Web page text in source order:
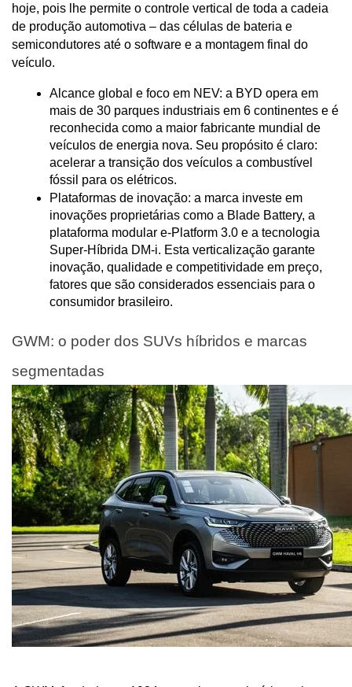
hoje, pois lhe permite o controle vertical de toda a cadeia
de produção automotiva – das células de bateria e
semicondutores até o software e a montagem final do
veículo.
Alcance global e foco em NEV: a BYD opera em
mais de 30 parques industriais em 6 continentes e é
reconhecida como a maior fabricante mundial de
veículos de energia nova. Seu propósito é claro:
acelerar a transição dos veículos a combustível
fóssil para os elétricos.
Plataformas de inovação: a marca investe em
inovações proprietárias como a Blade Battery, a
plataforma modular e-Platform 3.0 e a tecnologia
Super-Híbrida DM-i. Esta verticalização garante
inovação, qualidade e competitividade em preço,
fatores que são considerados essenciais para o
consumidor brasileiro.
GWM: o poder dos SUVs híbridos e marcas
segmentadas